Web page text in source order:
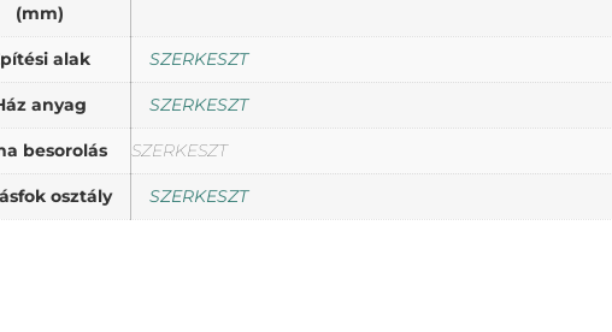
(mm)
alak SZERKESZT
anyag SZERKESZT
besorolás SZERKESZT
osztály SZERKESZT